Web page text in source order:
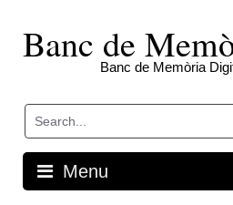
contentBanc de
Banc de Memòria
Menu